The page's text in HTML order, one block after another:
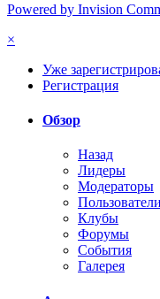
Powered by Invision
×
Уже
Регистрация
Обзор
Назад
Лидеры
Модераторы
Клубы
Форумы
События
Галерея